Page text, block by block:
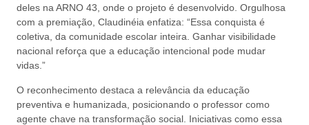
deles na ARNO 43, onde o projeto é desenvolvido. Orgulhosa
com a premiação, Claudinéia enfatiza: “Essa conquista é
coletiva, da comunidade escolar inteira. Ganhar visibilidade
nacional reforça que a educação intencional pode mudar
vidas.”
O reconhecimento destaca a relevância da educação
preventiva e humanizada, posicionando o professor como
agente chave na transformação social. Iniciativas como essa